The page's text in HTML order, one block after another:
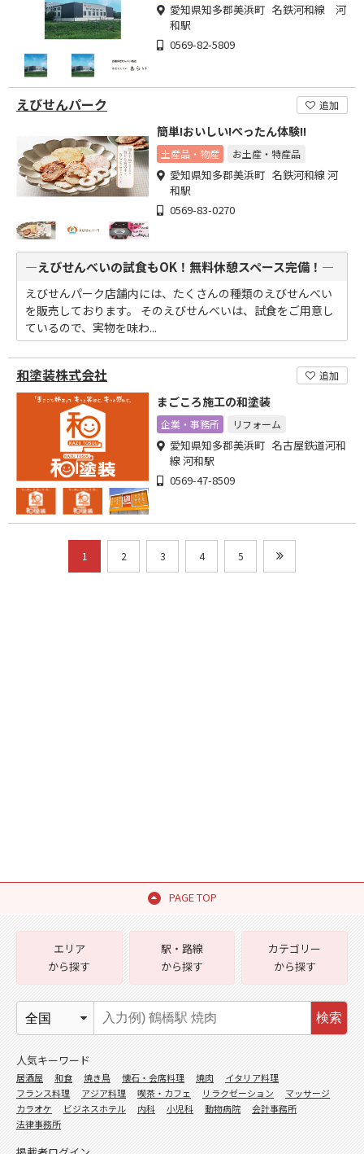
愛知県知多郡美浜町 名鉄河和線 河
和駅
0569-82-5809
えびせんパーク 追加
簡単!おいしい!ぺったん体験!!
土産品・物産 お土産・特産品
愛知県知多郡美浜町 名鉄河和線 河
和駅
0569-83-0270
―えびせんべいの試食もOK！無料休憩スペース完備！―
えびせんパーク店舗内には、たくさんの種類のえびせんべい
を販売しております。 そのえびせんべいは、試食をご用意し
ているので、実物を味わ...
和塗装株式会社 追加
まごころ施工の和塗装
企業・事務所 リフォーム
愛知県知多郡美浜町 名古屋鉄道河和
線 河和駅
0569-47-8509
1 2 3 4 5
PAGE TOP
エリア
から探す
駅・路線
から探す
カテゴリー
から探す
検索
人気キーワード
居酒屋 和食 焼き鳥 懐石・会席料理 焼肉
イタリア料理
フランス料理
アジア料理 喫茶・カフェ リラクゼーション
マッサージ
カラオケ
ビジネスホテル 内科 小児科 動物病院
会計事務所
法律事務所